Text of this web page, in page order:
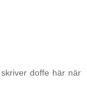
doffe här när